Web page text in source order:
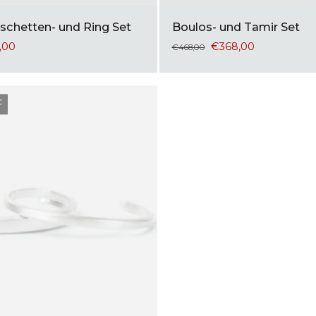
und Ring Set Boulos- und Tamir Set
€468,00 €368,00